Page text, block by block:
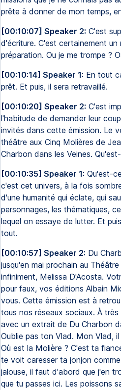
prête à donner de mon temps,
[00:10:07] Speaker 2: C'est
d'écriture. C'est certainement un
préparation. Ou je me trompe ?
[00:10:14] Speaker 1: En tout
prêt. Et puis, il sera retravaillé.
[00:10:20] Speaker 2: C'est
l'habitude de demander leur
invités dans cette émission. Le
théâtre aux Cinq Molières de
Charbon dans les Veines.
[00:10:35] Speaker 1: Qu'est-
c'est cet univers, à la fois
d'une humanité qui éclate, qui
personnages, les thématiques,
lequel on essaye de lutter. Et
tout.
[00:10:57] Speaker 2: Du
jusqu'en mai prochain au
infiniment, Melissa D'Acosta.
pour faux, vos éditions Albain
vous. Cette émission est à
tous nos réseaux sociaux. À
avec un extrait de Du Charbon
Oublie pas ton Vlad. Mon Vlad,
Où est la Molière ? C'est ta
te voit caresser ta jonjon
jalouse, il faut d'abord que j'en
que tu passes ici. Les poissons